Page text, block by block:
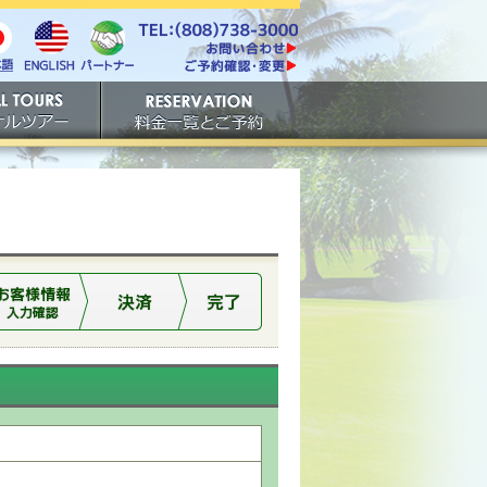
English パート
電話番号は808-738-
3000。ファックスは808-
738-3001。
https://www.tachibana.com/contact/
ご予約確認・変更
ご予約